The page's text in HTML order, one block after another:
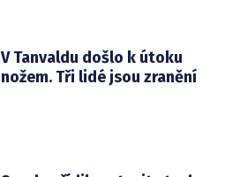
V Tanvaldu došlo k útoku
nožem. Tři lidé jsou zranění